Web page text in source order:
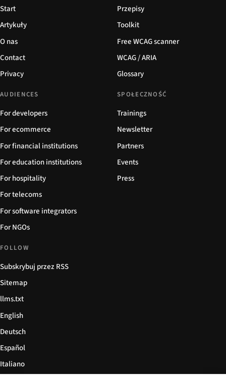
Start
Artykuły
O nas
Contact
Privacy
Przepisy
Toolkit
Free WCAG scanner
WCAG / ARIA
Glossary
AUDIENCES
For developers
For ecommerce
For financial institutions
For education institutions
For hospitality
For telecoms
For software integrators
For NGOs
SPOŁECZNOŚĆ
Trainings
Newsletter
Partners
Events
Press
FOLLOW
Subskrybuj przez RSS
Sitemap
llms.txt
English
Deutsch
Español
Italiano